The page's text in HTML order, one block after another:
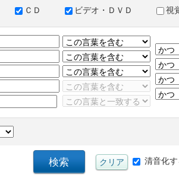
ＣＤ ビデオ・ＤＶＤ 視
清音化す